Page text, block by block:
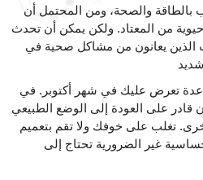
بالطاقة والصحة، ومن المحتمل أن
من المعتاد. ولكن يمكن أن تحدث
الذين يعانون من مشاكل صحية في
تعرض عليك في شهر أكتوبر. في
قادر على العودة إلى الوضع الطبيعي
تغلب على خوفك ولا تقم بتعميم
غير الضرورية تحتاج إلى